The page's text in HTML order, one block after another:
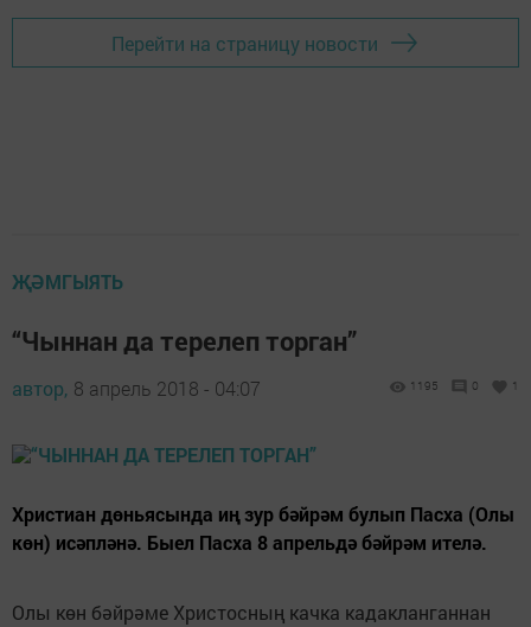
Перейти на страницу новости
ҖӘМГЫЯТЬ
“Чыннан да терелеп торган”
автор, 8 апрель 2018 - 04:07 1195 0 1
Христиан дөньясында иң зур бәйрәм булып Пасха (Олы
көн) исәпләнә. Быел Пасха 8 апрельдә бәйрәм ителә.
Олы көн бәйрәме Христосның качка кадакланганнан